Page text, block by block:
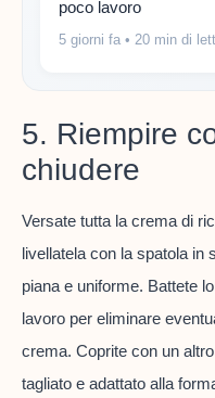
poco lavoro
5 giorni fa • 20 min di
5. Riempire
chiudere
Versate tutta la crema di
livellatela con la spatola in
piana e uniforme. Battete
lavoro per eliminare
crema. Coprite con un
tagliato e adattato alla